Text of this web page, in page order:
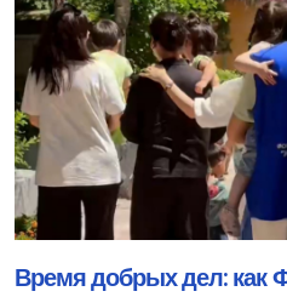
Время добрых дел: как